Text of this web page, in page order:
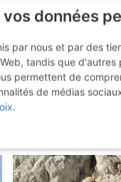
ceux de la
données
par nous et par des
tandis que
permettent de
de médias
.